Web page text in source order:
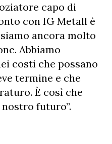
capo di
con IG Metall è
ancora molto
Abbiamo
costi che possano
termine e che
È così che
futuro”.